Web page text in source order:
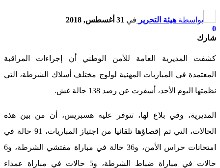
بواسطة هيئة التحرير في 31 أغسطس, 2018
0
شارك
كشفت المديرية العامة للأمن الوطني أن إجراءات المراقبة
المعتمدة في المباريات المهنية لولوج مختلف أسلاك الشرطة، التي
نظمتها اليوم الأحد، أسفرت عن رصد 138 حالة غش.
المديرية، وفي بلاغ لها، تتوفر عليه هسبريس، أن من بين هذه
الحالات، التي تم إقصاؤها تلقائيا من اجتياز المباريات، 91 حالة في
امتحانات حراس الأمن، و36 حالة في مباراة مفتشي الشرطة، و6
حالات في مباراة ضباط الشرطة، و5 حالات في مباراة عمداء